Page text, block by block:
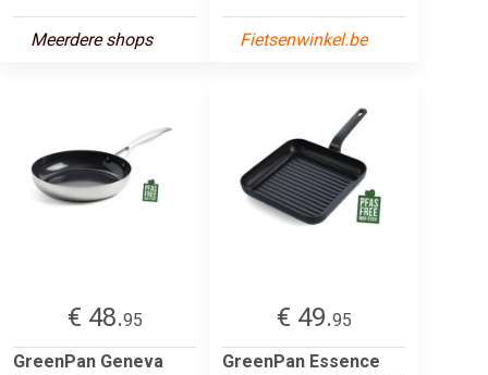
Meerdere shops Fietsenwinkel.be
€ 48.95
GreenPan Geneva
€ 49.95
GreenPan Essence